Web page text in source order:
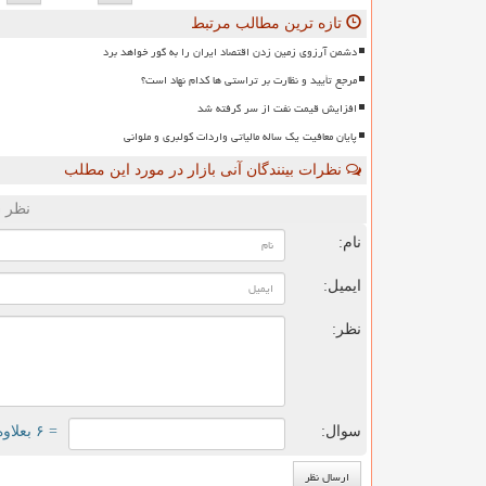
تازه ترین مطالب مرتبط
دشمن آرزوی زمین زدن اقتصاد ایران را به گور خواهد برد
مرجع تأیید و نظارت بر تراستی ها کدام نهاد است؟
افزایش قیمت نفت از سر گرفته شد
پایان معافیت یک ساله مالیاتی واردات کولبری و ملوانی
نظرات بینندگان آنی بازار در مورد این مطلب
نظر
نام:
ایمیل:
نظر:
سوال: = ۶ بعلاوه ۱